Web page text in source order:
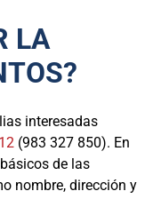
LA
interesadas
(983 327 850). En
de las
nombre, dirección y